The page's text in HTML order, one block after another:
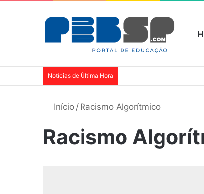
Notícias de Última Hora
Início / Racismo Algorítmico
Racismo